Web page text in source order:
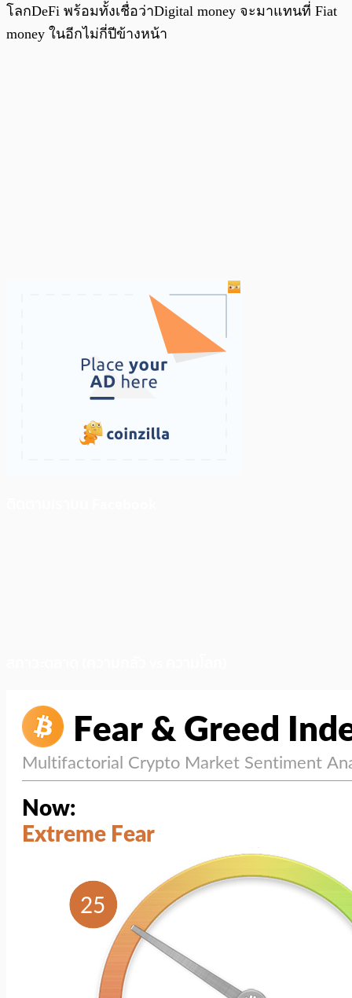
โลกDeFi พร้อมทั้งเชื่อว่าDigital money จะมาแทนที่ Fiat
money ในอีกไม่กี่ปีข้างหน้า